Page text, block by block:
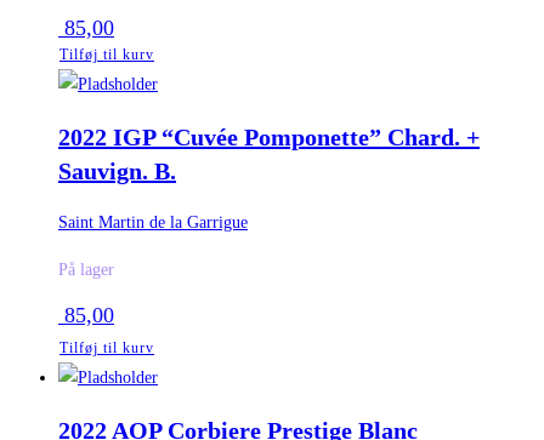
85,00
Tilføj til kurv
2022 IGP “Cuvée Pomponette” Chard. +
Sauvign. B.
Saint Martin de la Garrigue
På lager
85,00
Tilføj til kurv
2022 AOP Corbiere Prestige Blanc